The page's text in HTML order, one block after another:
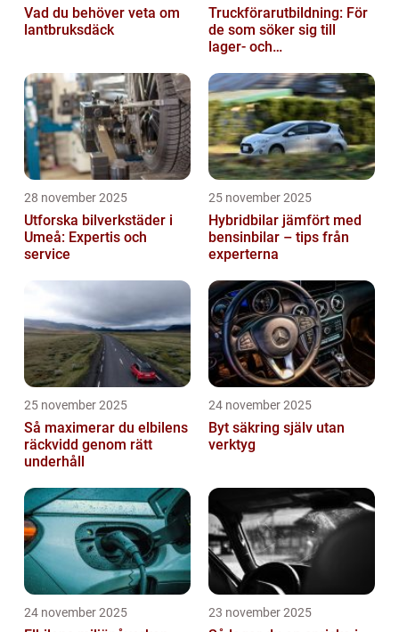
Vad du behöver veta om
lantbruksdäck
Truckförarutbildning: För
de som söker sig till
lager- och
28 november 2025
Utforska bilverkstäder i
Umeå: Expertis och
service
25 november 2025
Hybridbilar jämfört med
bensinbilar – tips från
experterna
25 november 2025
Så maximerar du elbilens
räckvidd genom rätt
underhåll
24 november 2025
Byt säkring själv utan
verktyg
24 november 2025 23 november 2025